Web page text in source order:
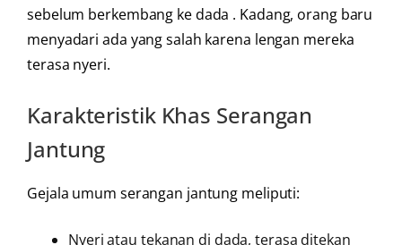
sebelum berkembang ke dada . Kadang, orang baru
menyadari ada yang salah karena lengan mereka
terasa nyeri.
Karakteristik Khas Serangan
Jantung
Gejala umum serangan jantung meliputi:
Nyeri atau tekanan di dada, terasa ditekan